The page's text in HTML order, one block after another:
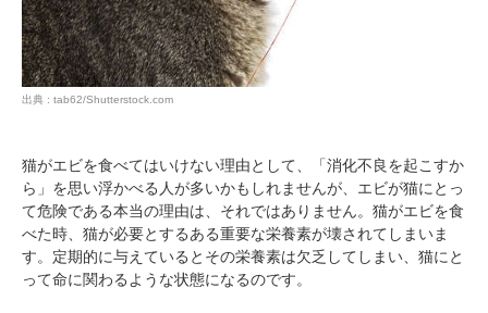
出典 : tab62/Shutterstock.com
猫がエビを食べてはいけない理由として、「消化不良を起こすか
ら」を思い浮かべる人が多いかもしれませんが、エビが猫にとっ
て危険である本当の理由は、それではありません。猫がエビを食
べた時、猫が必要とするある重要な栄養素が壊されてしまいま
す。定期的に与えているとその栄養素は欠乏してしまい、猫にと
って命に関わるような状態になるのです。